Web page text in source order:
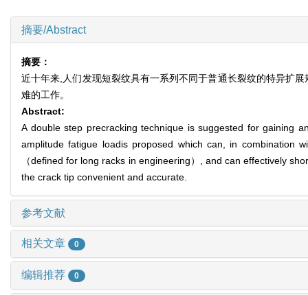
摘要/Abstract
摘要：
近十年来,人们发现短裂纹具有一系列不同于普通长裂纹的特异扩
难的工作。
Abstract:
A double step precracking technique is suggested for gaining
amplitude fatigue loadis proposed which can, in combination
（defined for long racks in engineering）, and can effectively
the crack tip convenient and accurate.
参考文献
相关文章 0
编辑推荐 0